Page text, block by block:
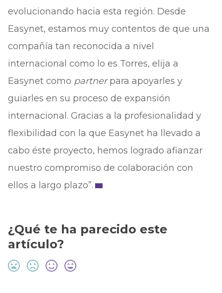
evolucionando hacia esta región. Desde
Easynet, estamos muy contentos de que una
compañía tan reconocida a nivel
internacional como lo es Torres, elija a
Easynet como partnerpara apoyarles y
guiarles en su proceso de expansión
internacional. Gracias a la profesionalidad y
flexibilidad con la que Easynet ha llevado a
cabo éste proyecto, hemos logrado afianzar
nuestro compromiso de colaboración con
ellos a largo plazo”.
¿Qué te ha parecido este
artículo?